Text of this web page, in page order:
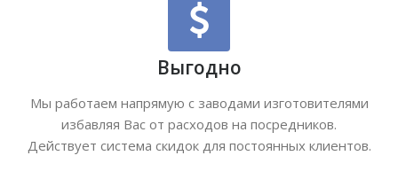
Выгодно
Мы работаем напрямую с заводами изготовителями
избавляя Вас от расходов на посредников.
Действует система скидок для постоянных клиентов.